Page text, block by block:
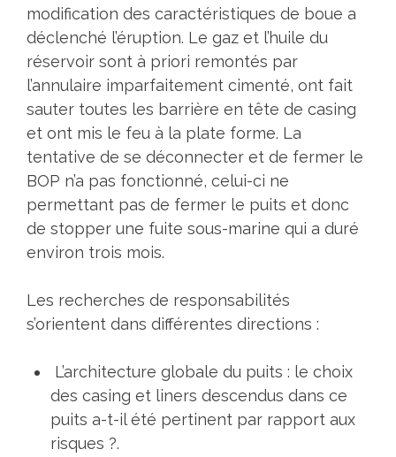
modification des caractéristiques de boue a
déclenché l’éruption. Le gaz et l’huile du
réservoir sont à priori remontés par
l’annulaire imparfaitement cimenté, ont fait
sauter toutes les barrière en tête de casing
et ont mis le feu à la plate forme. La
tentative de se déconnecter et de fermer le
BOP n’a pas fonctionné, celui-ci ne
permettant pas de fermer le puits et donc
de stopper une fuite sous-marine qui a duré
environ trois mois.
Les recherches de responsabilités
s’orientent dans différentes directions :
L’architecture globale du puits : le choix
des casing et liners descendus dans ce
puits a-t-il été pertinent par rapport aux
risques ?.